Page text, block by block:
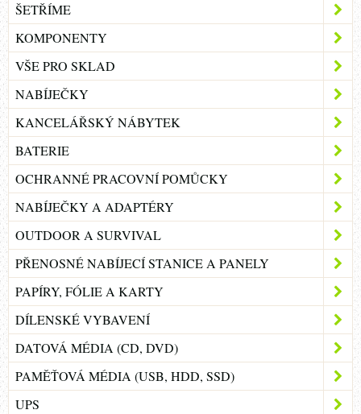
ŠETŘÍME
KOMPONENTY
VŠE PRO SKLAD
NABÍJEČKY
KANCELÁŘSKÝ NÁBYTEK
BATERIE
OCHRANNÉ PRACOVNÍ POMŮCKY
NABÍJEČKY A ADAPTÉRY
OUTDOOR A SURVIVAL
PŘENOSNÉ NABÍJECÍ STANICE A PANELY
PAPÍRY, FÓLIE A KARTY
DÍLENSKÉ VYBAVENÍ
DATOVÁ MÉDIA (CD, DVD)
PAMĚŤOVÁ MÉDIA (USB, HDD, SSD)
UPS